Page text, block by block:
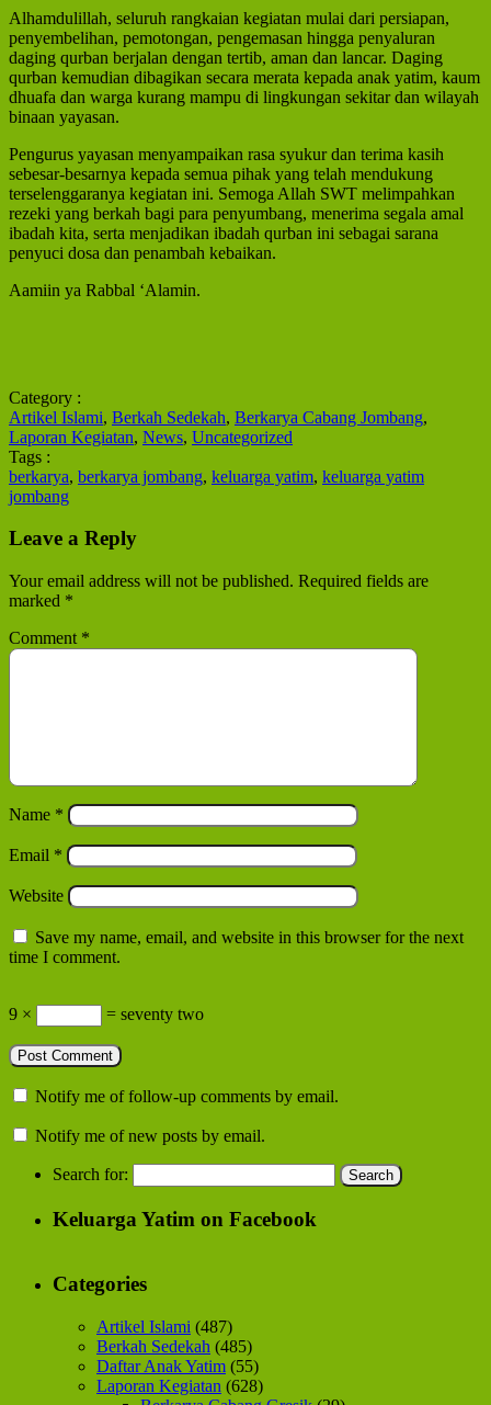
Alhamdulillah, seluruh rangkaian kegiatan mulai dari persiapan,
penyembelihan, pemotongan, pengemasan hingga penyaluran
daging qurban berjalan dengan tertib, aman dan lancar. Daging
qurban kemudian dibagikan secara merata kepada anak yatim, kaum
dhuafa dan warga kurang mampu di lingkungan sekitar dan wilayah
binaan yayasan.
Pengurus yayasan menyampaikan rasa syukur dan terima kasih
sebesar-besarnya kepada semua pihak yang telah mendukung
terselenggaranya kegiatan ini. Semoga Allah SWT melimpahkan
rezeki yang berkah bagi para penyumbang, menerima segala amal
ibadah kita, serta menjadikan ibadah qurban ini sebagai sarana
penyuci dosa dan penambah kebaikan.
Aamiin ya Rabbal ‘Alamin.
Category :
Artikel Islami, Berkah Sedekah, Berkarya Cabang Jombang,
Laporan Kegiatan, News, Uncategorized
Tags :
berkarya, berkarya jombang, keluarga yatim, keluarga yatim
jombang
Leave a Reply
Your email address will not be published. Required fields are
marked *
Comment *
Name *
Email *
Website
Save my name, email, and website in this browser for the next
time I comment.
9 × = seventy two
Notify me of follow-up comments by email.
Notify me of new posts by email.
Search for:
Keluarga Yatim on Facebook
Categories
Artikel Islami (487)
Berkah Sedekah (485)
Daftar Anak Yatim (55)
Laporan Kegiatan (628)